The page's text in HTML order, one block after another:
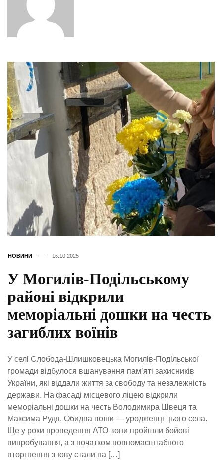
НОВИНИ 16.10.2025
У Могилів-Подільському
районі відкрили
меморіальні дошки на честь
загиблих воїнів
У селі Слобода-Шлишковецька Могилів-Подільської
громади відбулося вшанування пам’яті захисників
України, які віддали життя за свободу та незалежність
держави. На фасаді місцевого ліцею відкрили
меморіальні дошки на честь Володимира Швеця та
Максима Рудя. Обидва воїни — уродженці цього села.
Ще у роки проведення АТО вони пройшли бойові
випробування, а з початком повномасштабного
вторгнення знову стали на […]